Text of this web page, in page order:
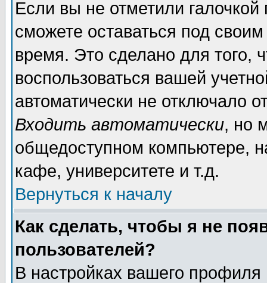
Если вы не отметили галочкой
сможете оставаться под
время. Это сделано для того,
воспользоваться вашей
автоматически не отключало
Входить автоматически, но
общедоступном компьютере,
кафе, университете и т.д.
Вернуться к началу
Как сделать, чтобы я не
пользователей?
В настройках вашего